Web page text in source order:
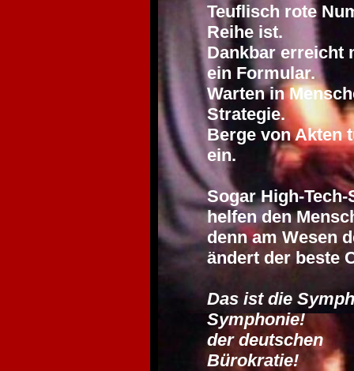
Teuflisch rote
Reihe ist.
Dankbar erreicht
ein Formular.
Warten in
Strategie.
Berge von Akten
ein.
Sogar High-
helfen den
denn am Wesen
ändert der beste
Das ist die
Symphonie!
der deutschen
Bürokratie!